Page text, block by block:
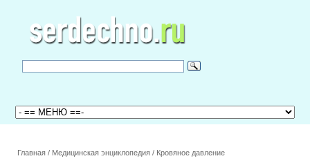
Главная / Медицинская энциклопедия / Кровяное давление